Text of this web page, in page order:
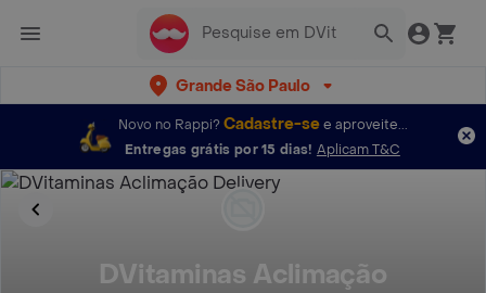
Grande São Paulo
Novo no Rappi? Cadastre-se e aproveite...
Entregas grátis por 15 dias! Aplicam T&C
DVitaminas Aclimação